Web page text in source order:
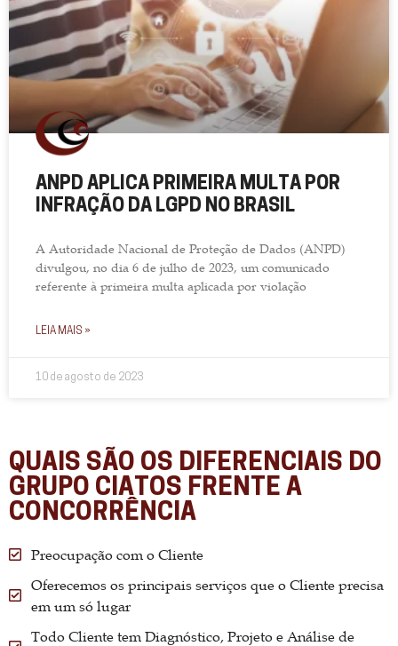
ANPD APLICA PRIMEIRA MULTA POR
INFRAÇÃO DA LGPD NO BRASIL
A Autoridade Nacional de Proteção de Dados (ANPD)
divulgou, no dia 6 de julho de 2023, um comunicado
referente à primeira multa aplicada por violação
LEIA MAIS »
10 de agosto de 2023
QUAIS SÃO OS DIFERENCIAIS DO
GRUPO CIATOS FRENTE A
CONCORRÊNCIA
Preocupação com o Cliente
Oferecemos os principais serviços que o Cliente precisa
em um só lugar
Todo Cliente tem Diagnóstico, Projeto e Análise de